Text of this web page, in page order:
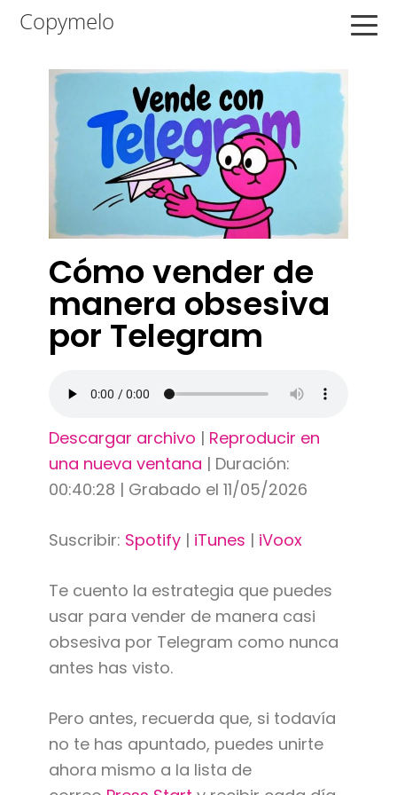
Saltar
principal
Saltar
contenido
Saltar
principal
Copymelo
Cómo vender de
manera obsesiva
por Telegram
Descargar archivo | Reproducir en
una nueva ventana | Duración:
00:40:28 | Grabado el 11/05/2026
Suscribir: Spotify| iTunes | iVoox
Te cuento la estrategia que puedes
usar para vender de manera casi
obsesiva por Telegram como nunca
antes has visto.
Pero antes, recuerda que, si todavía
no te has apuntado, puedes unirte
ahora mismo a la lista de